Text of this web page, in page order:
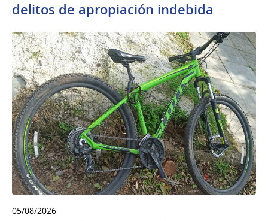
delitos de apropiación indebida
05/08/2026